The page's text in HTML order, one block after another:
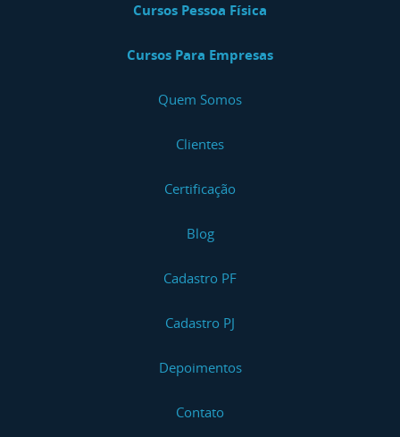
Cursos Pessoa Física
Cursos Para Empresas
Quem Somos
Clientes
Certificação
Blog
Cadastro PF
Cadastro PJ
Depoimentos
Contato